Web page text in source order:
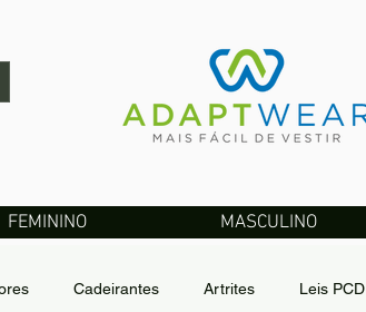
FEMININO MASCULINO
Cadeirantes Artrites Leis PCD